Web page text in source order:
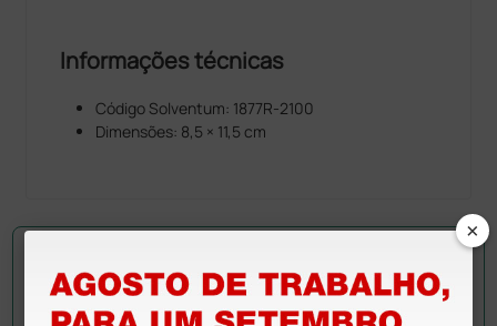
Informações técnicas
Código Solventum: 1877R-2100
Dimensões: 8,5 × 11,5 cm
×